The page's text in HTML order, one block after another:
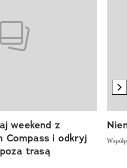
weekend z
Compass i odkryj
trasą